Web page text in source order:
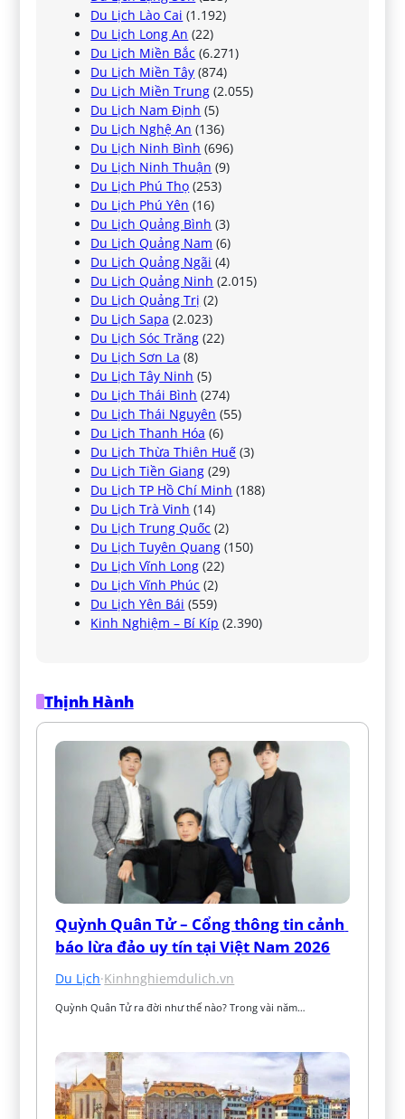
Du Lịch Lào Cai (1.192)
Du Lịch Long An (22)
Du Lịch Miền Bắc (6.271)
Du Lịch Miền Tây (874)
Du Lịch Miền Trung (2.055)
Du Lịch Nam Định (5)
Du Lịch Nghệ An (136)
Du Lịch Ninh Bình (696)
Du Lịch Ninh Thuận (9)
Du Lịch Phú Thọ (253)
Du Lịch Phú Yên (16)
Du Lịch Quảng Bình (3)
Du Lịch Quảng Nam (6)
Du Lịch Quảng Ngãi (4)
Du Lịch Quảng Ninh (2.015)
Du Lịch Quảng Trị (2)
Du Lịch Sapa (2.023)
Du Lịch Sóc Trăng (22)
Du Lịch Sơn La (8)
Du Lịch Tây Ninh (5)
Du Lịch Thái Bình (274)
Du Lịch Thái Nguyên (55)
Du Lịch Thanh Hóa (6)
Du Lịch Thừa Thiên Huế (3)
Du Lịch Tiền Giang (29)
Du Lịch TP Hồ Chí Minh (188)
Du Lịch Trà Vinh (14)
Du Lịch Trung Quốc (2)
Du Lịch Tuyên Quang (150)
Du Lịch Vĩnh Long (22)
Du Lịch Vĩnh Phúc (2)
Du Lịch Yên Bái (559)
Kinh Nghiệm – Bí Kíp (2.390)
Thịnh Hành
Quỳnh Quân Tử – Cổng thông tin cảnh
báo lừa đảo uy tín tại Việt Nam 2026
Du Lịch·Kinhnghiemdulich.vn
Quỳnh Quân Tử ra đời như thế nào? Trong vài năm…